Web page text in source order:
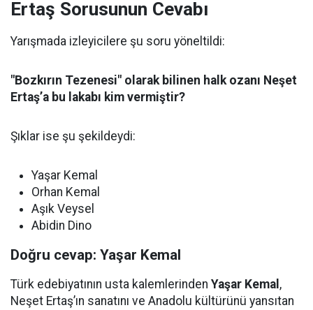
Ertaş Sorusunun Cevabı
Yarışmada izleyicilere şu soru yöneltildi:
"Bozkırın Tezenesi" olarak bilinen halk ozanı Neşet
Ertaş’a bu lakabı kim vermiştir?
Şıklar ise şu şekildeydi:
Yaşar Kemal
Orhan Kemal
Aşık Veysel
Abidin Dino
Doğru cevap: Yaşar Kemal
Türk edebiyatının usta kalemlerinden Yaşar Kemal ,
Neşet Ertaş’ın sanatını ve Anadolu kültürünü yansıtan